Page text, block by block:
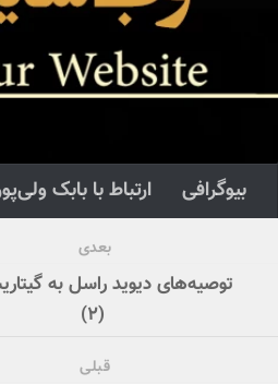
بیوگرافی ارتباط با بابک
بعدی
توصیه‌های دیوید راسل به
(۲)
قبلی